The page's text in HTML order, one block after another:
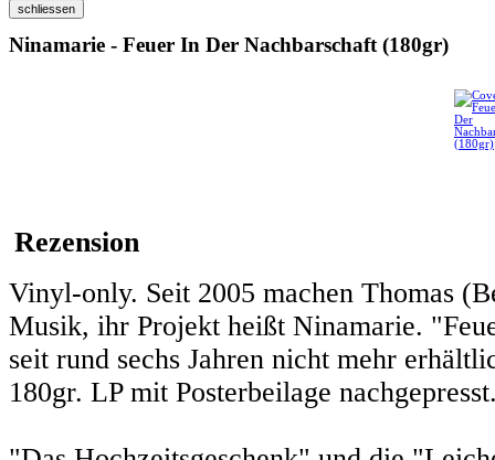
Ninamarie - Feuer In Der Nachbarschaft (180gr)
Rezension
Vinyl-only. Seit 2005 machen Thomas
Musik, ihr Projekt heißt Ninamarie.
seit rund sechs Jahren nicht mehr
180gr. LP mit Posterbeilage